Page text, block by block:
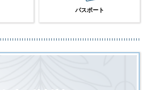
パスポート